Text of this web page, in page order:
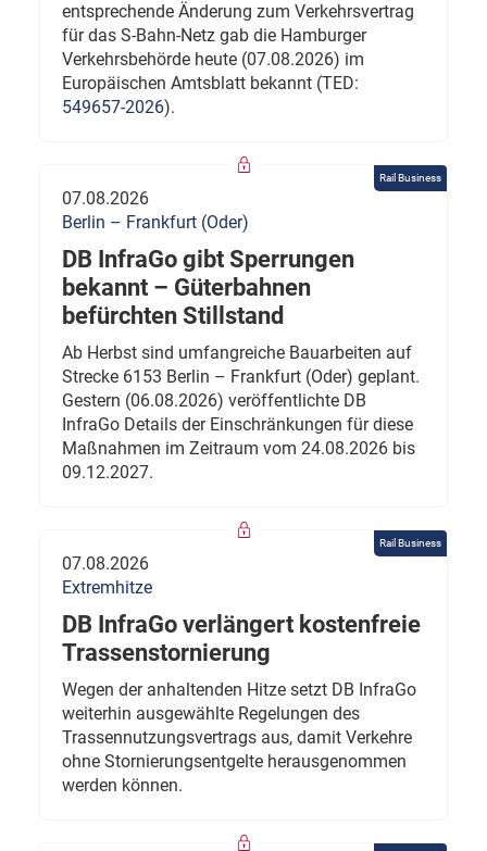
entsprechende Änderung zum Verkehrsvertrag
für das S-Bahn-Netz gab die Hamburger
Verkehrsbehörde heute (07.08.2026) im
Europäischen Amtsblatt bekannt (TED:
549657-2026).
Rail Business
07.08.2026
Berlin – Frankfurt (Oder)
DB InfraGo gibt Sperrungen
bekannt – Güterbahnen
befürchten Stillstand
Ab Herbst sind umfangreiche Bauarbeiten auf
Strecke 6153 Berlin – Frankfurt (Oder) geplant.
Gestern (06.08.2026) veröffentlichte DB
InfraGo Details der Einschränkungen für diese
Maßnahmen im Zeitraum vom 24.08.2026 bis
09.12.2027.
Rail Business
07.08.2026
Extremhitze
DB InfraGo verlängert kostenfreie
Trassenstornierung
Wegen der anhaltenden Hitze setzt DB InfraGo
weiterhin ausgewählte Regelungen des
Trassennutzungsvertrags aus, damit Verkehre
ohne Stornierungsentgelte herausgenommen
werden können.